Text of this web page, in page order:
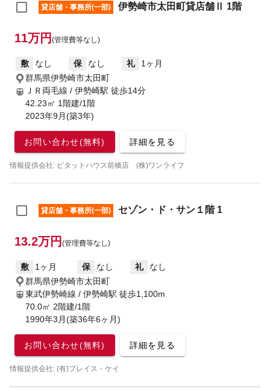
貸店舗・事務所(一部) 伊勢崎市太田町貸店舗Ⅱ 1階
11万円 (管理費等なし)
敷 なし 保 なし 礼
1ヶ月
群馬県伊勢崎市太田町
ＪＲ両毛線 / 伊勢崎駅 徒歩14分
42.23㎡ 1階建/1階
2023年9月(築3年)
お問い合わせ(無料) 詳細を見る
情報提供会社: ピタットハウス前橋店 (株)ワンライフ
貸店舗・事務所(一部) セゾン・ド・サン１階 1
13.2万円 (管理費等なし)
敷 1ヶ月 保 なし 礼
なし
群馬県伊勢崎市太田町
東武伊勢崎線 / 伊勢崎駅 徒歩1,100m
70.0㎡ 2階建/1階
1990年3月(築36年6ヶ月)
お問い合わせ(無料) 詳細を見る
情報提供会社: (有)プレイス・ケイ